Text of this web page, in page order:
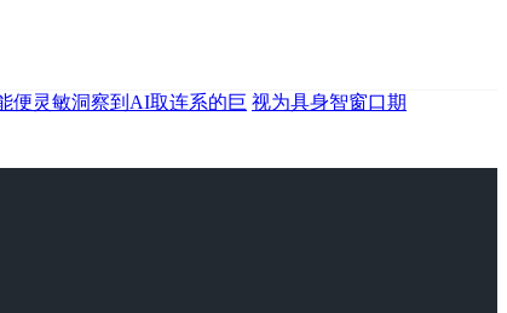
便灵敏洞察到AI取连系的巨 视为具身智窗口期